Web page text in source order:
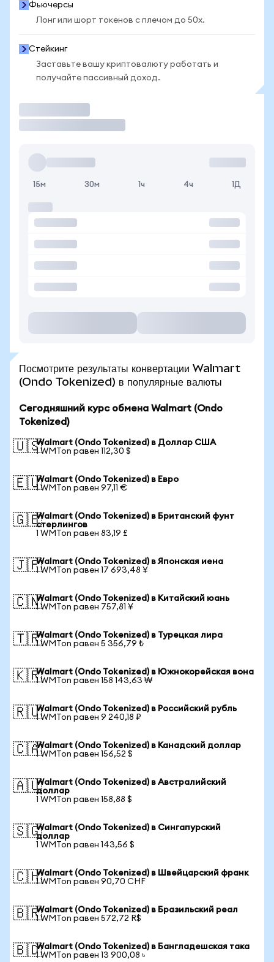
Фьючерсы
Лонг или шорт токенов с плечом до 50x.
Стейкинг
Заставьте вашу криптовалюту работать и
получайте пассивный доход.
15м 30м 1ч 4ч 1Д
Посмотрите результаты конвертации Walmart
(Ondo Tokenized) в популярные валюты
Сегодняшний курс обмена Walmart (Ondo
Tokenized)
🇺🇸Walmart (Ondo Tokenized) в Доллар США
1 WMTon равен 112,30 $
🇪🇺Walmart (Ondo Tokenized) в Евро
1 WMTon равен 97,11 €
🇬🇧Walmart (Ondo Tokenized) в Британский фунт
стерлингов
1 WMTon равен 83,19 £
🇯🇵Walmart (Ondo Tokenized) в Японская иена
1 WMTon равен 17 693,48 ¥
🇨🇳Walmart (Ondo Tokenized) в Китайский юань
1 WMTon равен 757,81 ¥
🇹🇷Walmart (Ondo Tokenized) в Турецкая лира
1 WMTon равен 5 356,79 ₺
🇰🇷Walmart (Ondo Tokenized) в Южнокорейская вона
1 WMTon равен 158 143,63 ₩
🇷🇺Walmart (Ondo Tokenized) в Российский рубль
1 WMTon равен 9 240,18 ₽
🇨🇦Walmart (Ondo Tokenized) в Канадский доллар
1 WMTon равен 156,52 $
🇦🇺Walmart (Ondo Tokenized) в Австралийский
доллар
1 WMTon равен 158,88 $
🇸🇬Walmart (Ondo Tokenized) в Сингапурский
доллар
1 WMTon равен 143,56 $
🇨🇭Walmart (Ondo Tokenized) в Швейцарский франк
1 WMTon равен 90,70 CHF
🇧🇷Walmart (Ondo Tokenized) в Бразильский реал
1 WMTon равен 572,72 R$
🇧🇩Walmart (Ondo Tokenized) в Бангладешская така
1 WMTon равен 13 900,08 ৳